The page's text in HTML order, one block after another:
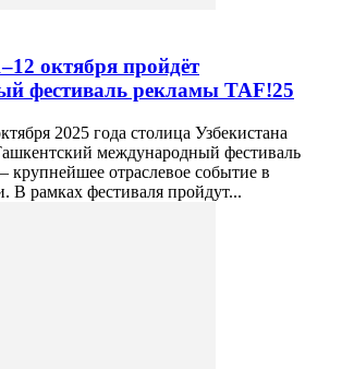
октября пройдёт
фестиваль рекламы TAF!25
2025 года столица Узбекистана
международный фестиваль
отраслевое событие в
В рамках фестиваля пройдут...